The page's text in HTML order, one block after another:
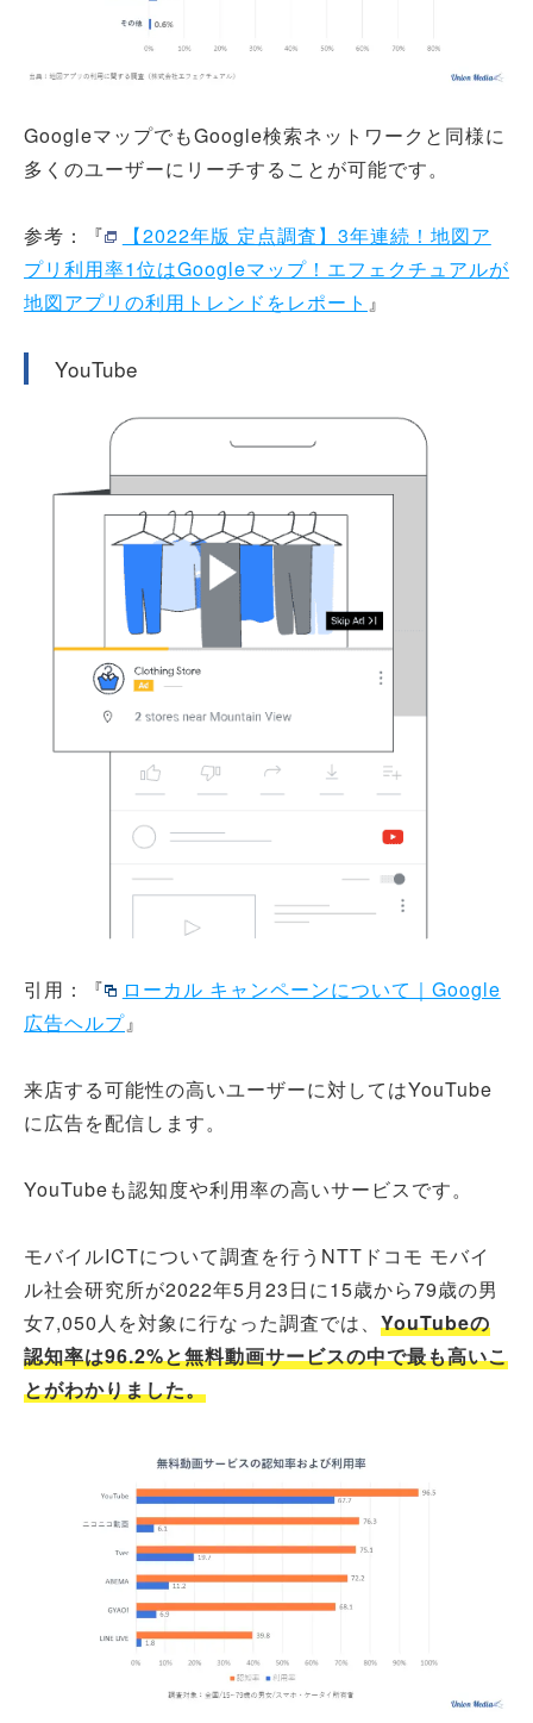
GoogleマップでもGoogle検索ネットワークと同様に
多くのユーザーにリーチすることが可能です。
参考：『
【2022年版 定点調査】3年連続！地図ア
プリ利用率1位はGoogleマップ！エフェクチュアルが
地図アプリの利用トレンドをレポート 』
YouTube
引用：『
ローカル キャンペーンについて｜Google
広告ヘルプ』
来店する可能性の高いユーザーに対してはYouTube
に広告を配信します。
YouTubeも認知度や利用率の高いサービスです。
モバイルICTについて調査を行うNTTドコモ モバイ
ル社会研究所が2022年5月23日に15歳から79歳の男
女7,050人を対象に行なった調査では、 YouTubeの
認知率は96.2%と無料動画サービスの中で最も高いこ
とがわかりました。